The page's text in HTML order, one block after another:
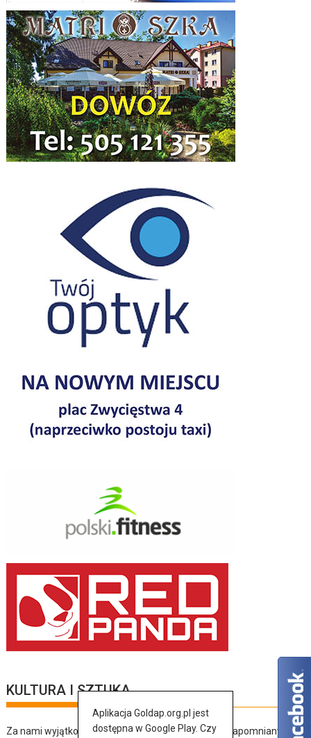
KULTURA I SZTUKA
Za nami wyjątkowy dzień pełen muzyki, tańca i niezapomnianych
Aplikacja Goldap.org.pl jest
dostępna w Google Play. Czy